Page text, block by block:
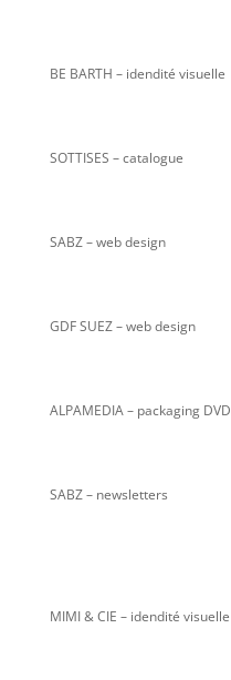
BE BARTH – idendité visuelle
SOTTISES – catalogue
SABZ– web design
GDF SUEZ – web design
ALPAMEDIA – packaging DVD
SABZ – newsletters
MIMI & CIE – idendité visuelle